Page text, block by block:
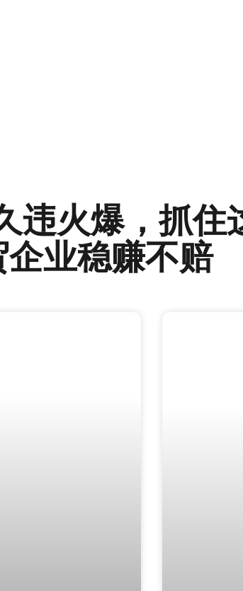
违火爆，抓住
业稳赚不赔